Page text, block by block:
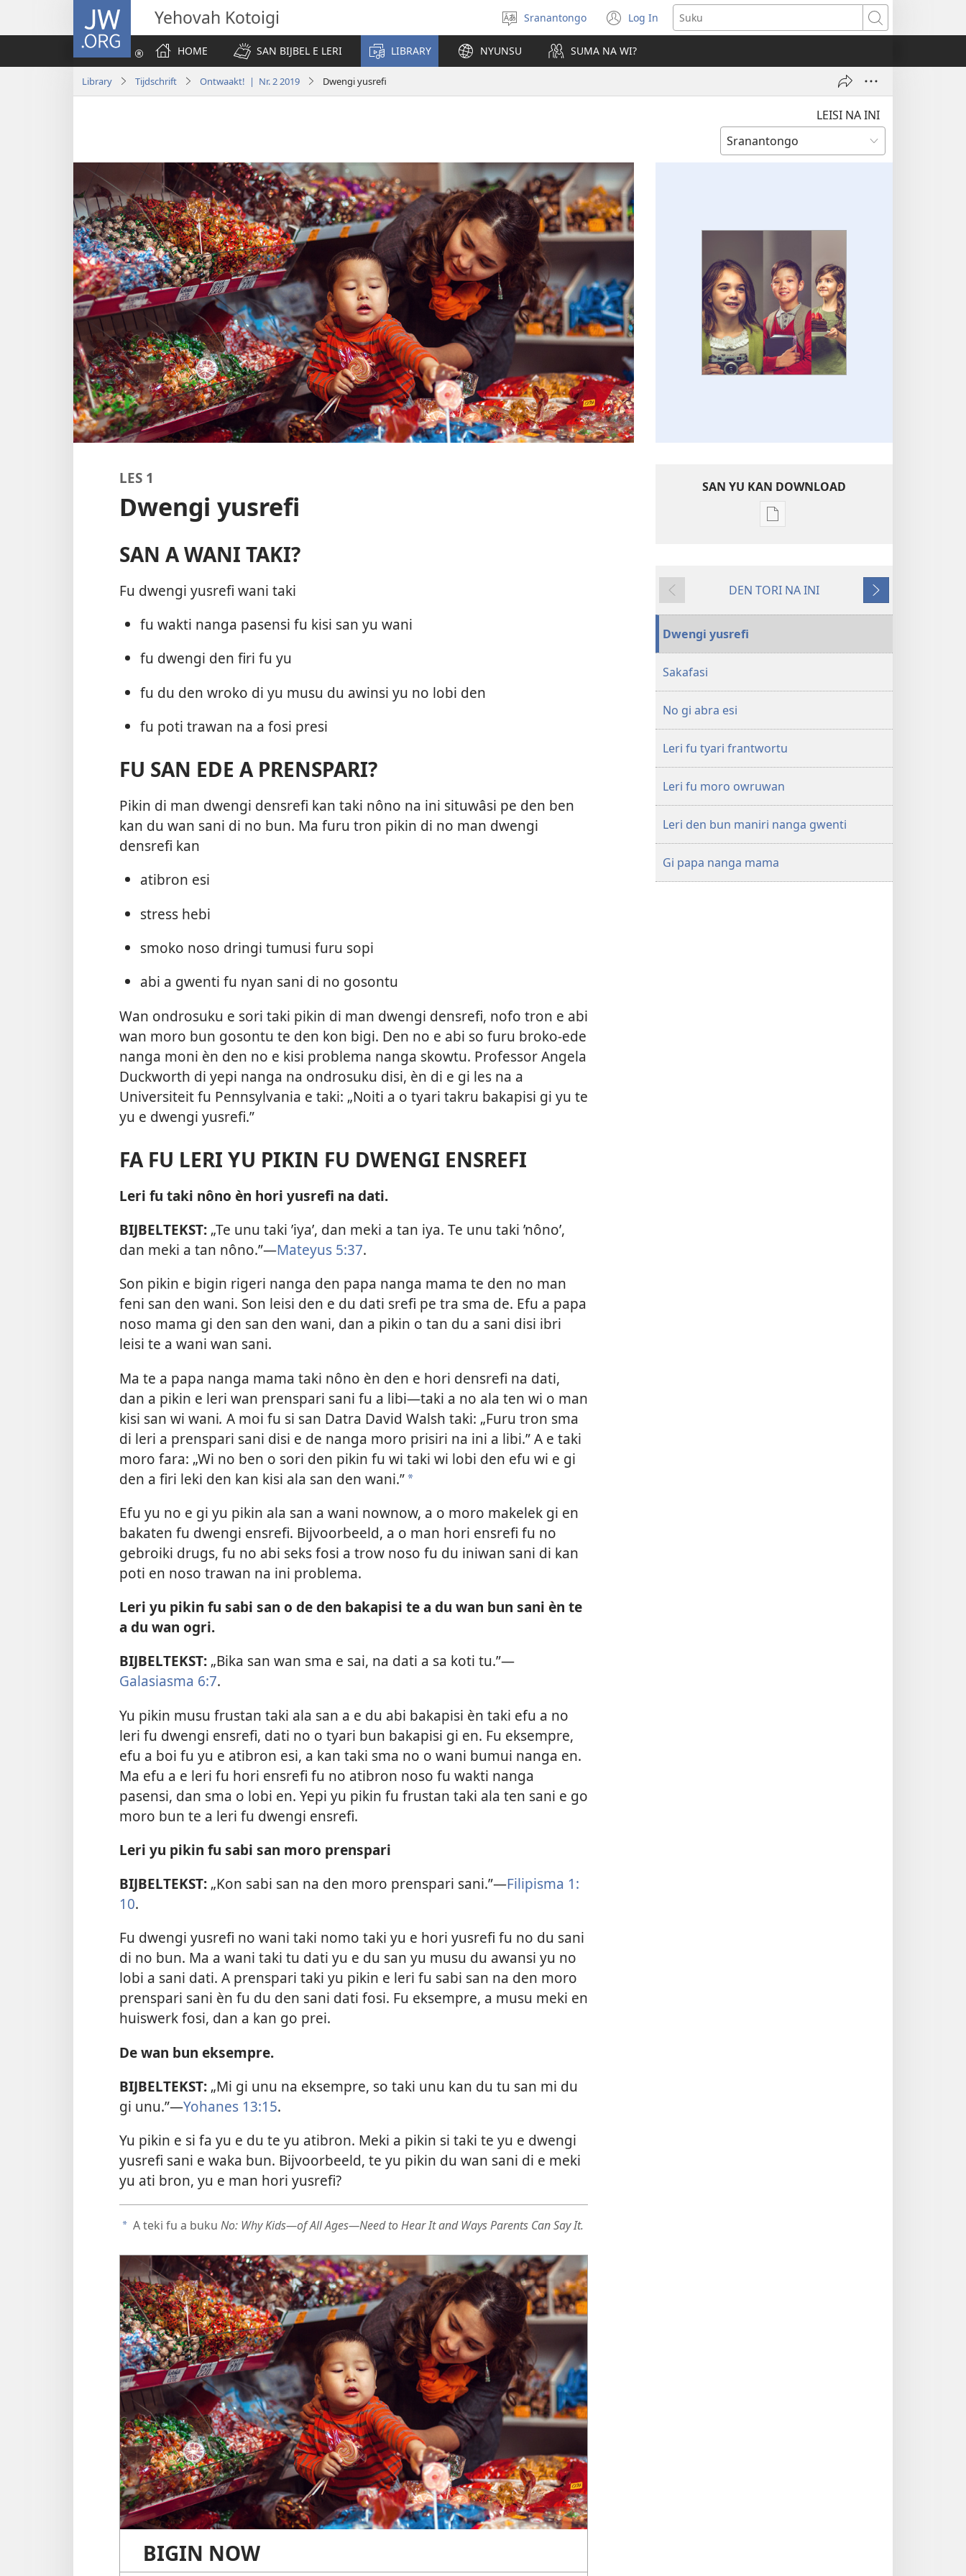
JW.ORG Yehovah Kotoigi Tongo
Sranantongo Log In
(opent
nieuw
venster)
Suku
HOME
SAN BIJBEL E LERI LIBRARY NYUNSU SUMA NA WI?
Library Tijdschrift Ontwaakt! | Nr. 2 2019 Dwengi yusrefi
LEISI NA INI
LES 1
Dwengi yusrefi
SAN A WANI TAKI?
Fu dwengi yusrefi wani taki
fu wakti nanga pasensi fu kisi san yu wani
fu dwengi den firi fu yu
fu du den wroko di yu musu du awinsi yu no lobi den
fu poti trawan na a fosi presi
FU SAN EDE A PRENSPARI?
Pikin di man dwengi densrefi kan taki nôno na ini situwâsi pe den ben
kan du wan sani di no bun. Ma furu tron pikin di no man dwengi
densrefi kan
atibron esi
stress hebi
smoko noso dringi tumusi furu sopi
abi a gwenti fu nyan sani di no gosontu
Wan ondrosuku e sori taki pikin di man dwengi densrefi, nofo tron e abi
wan moro bun gosontu te den kon bigi. Den no e abi so furu broko-ede
nanga moni èn den no e kisi problema nanga skowtu. Professor Angela
Duckworth di yepi nanga na ondrosuku disi, èn di e gi les na a
Universiteit fu Pennsylvania e taki: „Noiti a o tyari takru bakapisi gi yu te
yu e dwengi yusrefi.”
FA FU LERI YU PIKIN FU DWENGI ENSREFI
Leri fu taki nôno èn hori yusrefi na dati.
BIJBELTEKST: „Te unu taki ’iya’, dan meki a tan iya. Te unu taki ’nôno’,
dan meki a tan nôno.”​—Mateyus 5:​37.
Son pikin e bigin rigeri nanga den papa nanga mama te den no man
feni san den wani. Son leisi den e du dati srefi pe tra sma de. Efu a papa
noso mama gi den san den wani, dan a pikin o tan du a sani disi ibri
leisi te a wani wan sani.
Ma te a papa nanga mama taki nôno èn den e hori densrefi na dati,
dan a pikin e leri wan prenspari sani fu a libi​—taki a no ala ten wi o man
kisi san wi wani. A moi fu si san Datra David Walsh taki: „Furu tron sma
di leri a prenspari sani disi e de nanga moro prisiri na ini a libi.” A e taki
moro fara: „Wi no ben o sori den pikin fu wi taki wi lobi den efu wi e gi
den a firi leki den kan kisi ala san den wani.”a
Efu yu no e gi yu pikin ala san a wani nownow, a o moro makelek gi en
bakaten fu dwengi ensrefi. Bijvoorbeeld, a o man hori ensrefi fu no
gebroiki drugs, fu no abi seks fosi a trow noso fu du iniwan sani di kan
poti en noso trawan na ini problema.
Leri yu pikin fu sabi san o de den bakapisi te a du wan bun sani èn te
a du wan ogri.
BIJBELTEKST: „Bika san wan sma e sai, na dati a sa koti tu.”​—
Galasiasma 6:7.
Yu pikin musu frustan taki ala san a e du abi bakapisi èn taki efu a no
leri fu dwengi ensrefi, dati no o tyari bun bakapisi gi en. Fu eksempre,
efu a boi fu yu e atibron esi, a kan taki sma no o wani bumui nanga en.
Ma efu a e leri fu hori ensrefi fu no atibron noso fu wakti nanga
pasensi, dan sma o lobi en. Yepi yu pikin fu frustan taki ala ten sani e go
moro bun te a leri fu dwengi ensrefi.
Leri yu pikin fu sabi san moro prenspari
BIJBELTEKST: „Kon sabi san na den moro prenspari sani.”​—Filipisma 1:​
10.
Fu dwengi yusrefi no wani taki nomo taki yu e hori yusrefi fu no du sani
di no bun. Ma a wani taki tu dati yu e du san yu musu du awansi yu no
lobi a sani dati. A prenspari taki yu pikin e leri fu sabi san na den moro
prenspari sani èn fu du den sani dati fosi. Fu eksempre, a musu meki en
huiswerk fosi, dan a kan go prei.
De wan bun eksempre.
BIJBELTEKST: „Mi gi unu na eksempre, so taki unu kan du tu san mi du
gi unu.”​—Yohanes 13:15.
Yu pikin e si fa yu e du te yu atibron. Meki a pikin si taki te yu e dwengi
yusrefi sani e waka bun. Bijvoorbeeld, te yu pikin du wan sani di e meki
yu ati bron, yu e man hori yusrefi?
a A teki fu a buku No: Why Kids​—of All Ages​—Need to Hear It and Ways Parents Can Say It.
BIGIN NOW
SAN YU KAN DOWNLOAD
Download
leki
prenspari
di
yu
musu
leri
Wan
na
fesi
DEN TORI NA INI
Trawan
Dwengi yusrefi
Sakafasi
No gi abra esi
Leri fu tyari frantwortu
Leri fu moro owruwan
Leri den bun maniri nanga gwenti
Gi papa nanga mama